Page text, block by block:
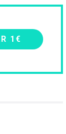
1€